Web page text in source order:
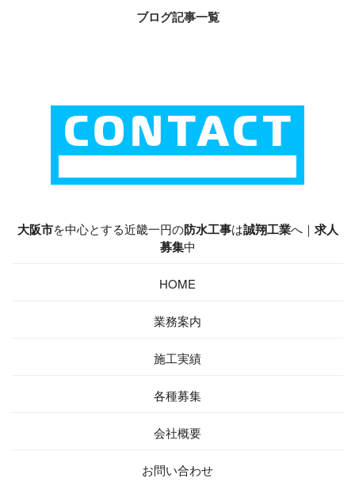
ブログ記事一覧
大阪市を中心とする近畿一円の防水工事は誠翔工業へ｜ 求人
募集中
HOME
業務案内
施工実績
各種募集
会社概要
お問い合わせ